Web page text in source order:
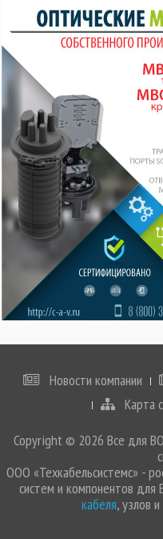
Новости компании
Карта
Copyright © 2026 Все для
ООО «Техкабельсистемс» -
систем и компонентов
кабеля, узлов